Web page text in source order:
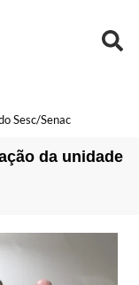
Sesc/Senac
da unidade